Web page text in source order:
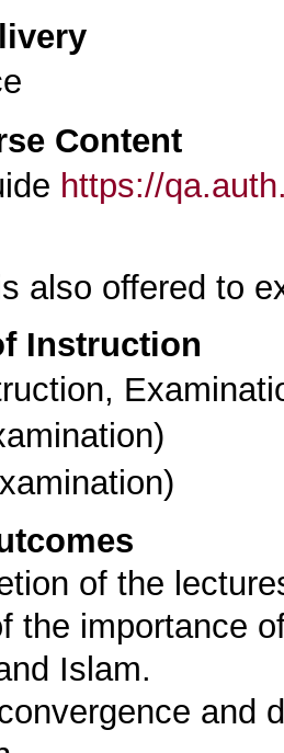
Content
https://
also offered to
Instruction
of the
the importance
Islam.
and